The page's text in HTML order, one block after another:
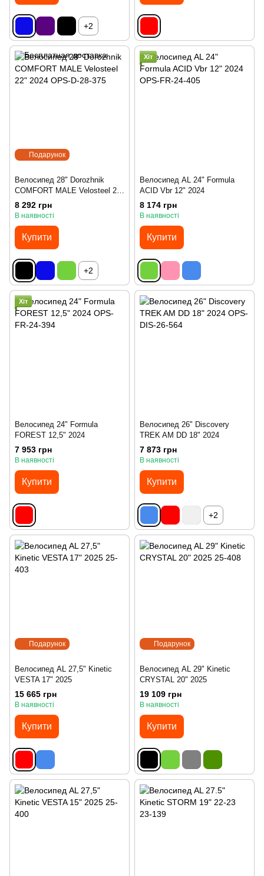
+2
Подарунок
Велосипед 28" Dorozhnik
COMFORT MALE Velosteel 22"
2024
8 292 грн
В наявності
Купити
+2
Хіт
Велосипед AL 24" Formula
ACID Vbr 12" 2024
8 174 грн
В наявності
Купити
Хіт
Велосипед 24" Formula
FOREST 12,5" 2024
7 953 грн
В наявності
Купити
Велосипед 26" Discovery
TREK AM DD 18" 2024
7 873 грн
В наявності
Купити
+2
Подарунок
Велосипед AL 27,5" Kinetic
VESTA 17" 2025
15 665 грн
В наявності
Купити
Подарунок
Велосипед AL 29" Kinetic
CRYSTAL 20" 2025
19 109 грн
В наявності
Купити